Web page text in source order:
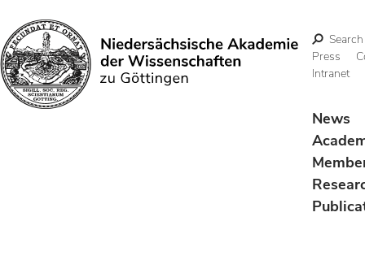
Search
Search
Press
Intranet
News